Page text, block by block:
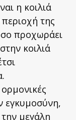
η κοιλιά
της
προχωράει
κοιλιά
εγκυμοσύνη,
μεγάλη